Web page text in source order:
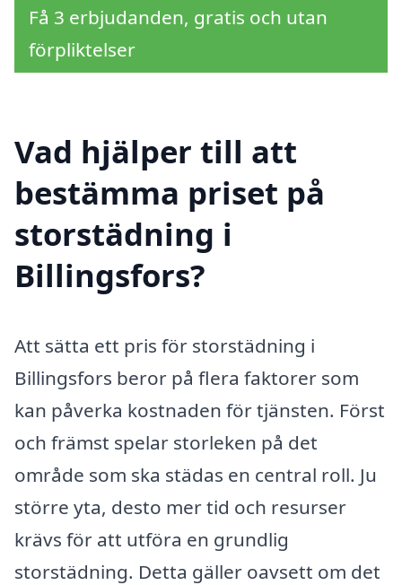
Få 3 erbjudanden, gratis och utan
förpliktelser
Vad hjälper till att
bestämma priset på
storstädning i
Billingsfors?
Att sätta ett pris för storstädning i
Billingsfors beror på flera faktorer som
kan påverka kostnaden för tjänsten. Först
och främst spelar storleken på det
område som ska städas en central roll. Ju
större yta, desto mer tid och resurser
krävs för att utföra en grundlig
storstädning. Detta gäller oavsett om det